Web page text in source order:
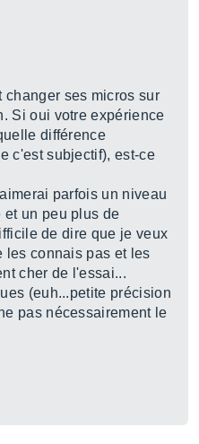
ses micros sur
Si oui votre expérience
différence
c'est subjectif), est-ce
parfois un niveau
un peu plus de
de dire que je veux
les connais pas et les
cher de l'essai...
(euh...petite précision
pas nécessairement le